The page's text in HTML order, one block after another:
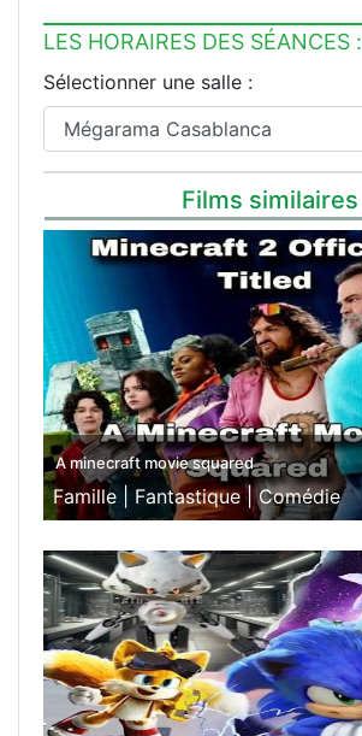
LES HORAIRES DES SÉANCES :
Sélectionner une salle :
Films similaires
A minecraft movie squared
Famille | Fantastique |Comédie